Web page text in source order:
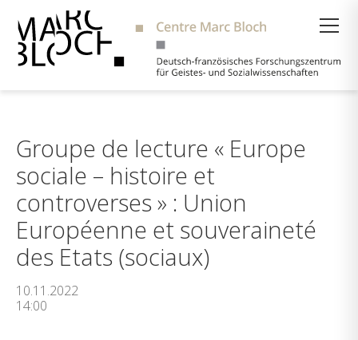
Groupe de lecture « Europe
sociale – histoire et
controverses » : Union
Européenne et souveraineté
des Etats (sociaux)
10.11.2022
14:00